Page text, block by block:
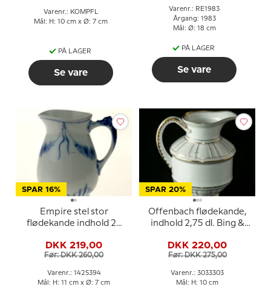
Varenr.: KOMPFL
Mål: H: 10 cm x Ø: 7 cm
PÅ LAGER
Se vare
Varenr.: RE1983
Årgang: 1983
Mål: Ø: 18 cm
PÅ LAGER
Se vare
SPAR 16%
Empire stel stor
flødekande indhold 25
394, 189 eller 303
DKK 219,00
Før: DKK 260,00
Varenr.: 1425394
Mål: H: 11 cm x Ø: 7 cm
SPAR 20%
Offenbach flødekande,
indhold 2,75 dl. Bing &
189
DKK 220,00
Før: DKK 275,00
Varenr.: 3033303
Mål: H: 10 cm